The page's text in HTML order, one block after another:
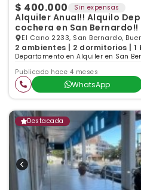
$ 400.000 Sin expensas
Alquiler Anual!! Alquilo
cochera en San
El Cano 2233, San Bernardo,
2 ambientes | 2 dormitorios | 1
Departamento en Alquiler en San
Publicado hace 4 meses
WhatsApp
Destacada